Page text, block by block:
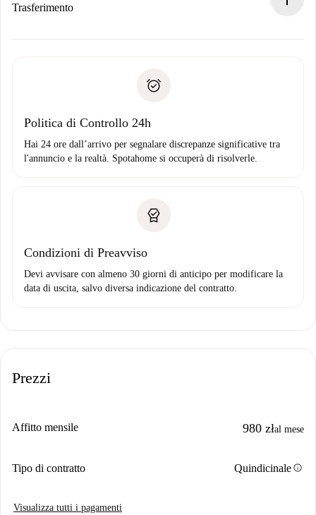
Se rifiutata: non ti addebiteremo nulla e ti proporremo
Domiciliazione del pagamento
Trasferimento
solo se non segnali problemi.
Politica di Controllo 24h
Hai 24 ore dall’arrivo per segnalare discrepanze significative tra
l'annuncio e la realtà. Spotahome si occuperà di risolverle.
Condizioni di Preavviso
Devi avvisare con almeno 30 giorni di anticipo per modificare la
data di uscita, salvo diversa indicazione del contratto.
Prezzi
Affitto mensile 980 złal mese
Tipo di contratto Quindicinaleinfo
Visualizza tutti i pagamenti